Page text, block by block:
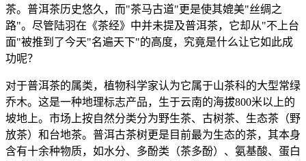
茶。普洱茶历史悠久，而"茶马古道"更是使其媲美"丝绸之
路"。尽管陆羽在《茶经》中并未提及普洱茶，它却从"不上台
面"被推到了今天"名遍天下"的高度，究竟是什么让它如此成
功呢？
对于普洱茶的属类，植物科学家认为它属于山茶科的大型常绿
乔木。这是一种地理标志产品，生于云南的海拔800米以上的
坡地上。市场上按自然分类分为野生茶、古树茶、生态茶（野
放茶）和台地茶。普洱古茶树更是目前最为生态的茶，其本身
含有十余种物质，如水分、多酚类（茶多酚）、氨基酸、蛋白